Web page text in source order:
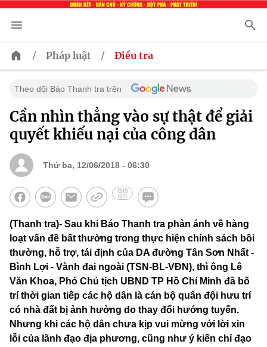
/ Pháp luật / Điều tra
Theo dõi Báo Thanh tra trên
Cần nhìn thẳng vào sự thật để giải
quyết khiếu nại của công dân
Thứ ba, 12/06/2018 - 06:30
(Thanh tra)- Sau khi Báo Thanh tra phản ánh về hàng
loạt vấn đề bất thường trong thực hiện chính sách bồi
thường, hỗ trợ, tái định của DA đường Tân Sơn Nhất -
Bình Lợi - Vành đai ngoài (TSN-BL-VĐN), thì ông Lê
Văn Khoa, Phó Chủ tịch UBND TP Hồ Chí Minh đã bố
trí thời gian tiếp các hộ dân là cán bộ quân đội hưu trí
có nhà đất bị ảnh hưởng do thay đổi hướng tuyến.
Nhưng khi các hộ dân chưa kịp vui mừng với lời xin
lỗi của lãnh đạo địa phương, cũng như ý kiến chỉ đạo